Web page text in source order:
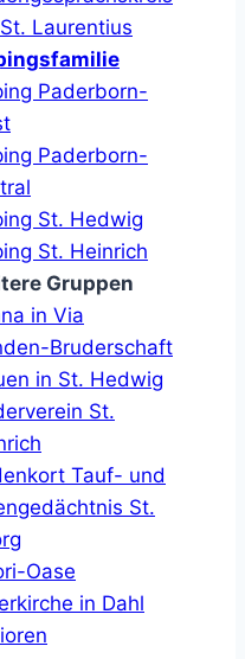
Laurentius
Paderborn-
Paderborn-
St. Hedwig
St. Heinrich
Gruppen
in Via
Bruderschaft
in St. Hedwig
St.
Tauf- und
St.
Oase
in Dahl